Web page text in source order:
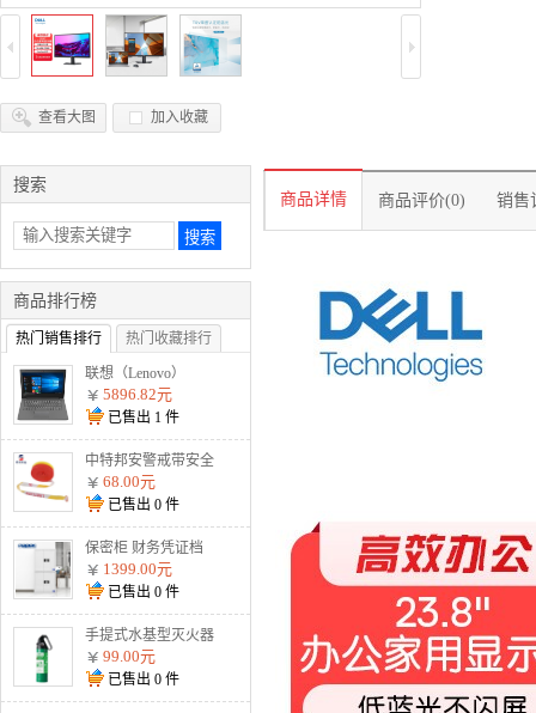
查看大图 加入收藏
搜索
商品排行榜
热门销售排行 热门收藏排行
联想（Lenovo）
V330-14 I5-8250U
8G 1T 2G独显 无光
驱 W10 灰
5896.82元
已售出 1 件
中特邦安警戒带安全
隔离警示线交通警示
带涤 盒装125米加厚
款警戒线
68.00元
已售出 0 件
保密柜 财务凭证档
案柜文件柜智能资料
柜 通双节暗斗 电子
密码款
1399.00元
已售出 0 件
手提式水基型灭火器
MSJ900 900ml水基
99.00元
已售出 0 件
商品详情 商品评价(0) 销售